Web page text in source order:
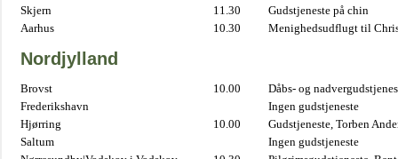
Skjern
11.30
Gudstjeneste på chin
Aarhus
10.30 Menighedsudflugt til
Nordjylland
Brovst 10.00
Dåbs- og
Frederikshavn
Ingen gudstjeneste
Hjørring
10.00
Gudstjeneste, Torben
Saltum
Ingen gudstjeneste